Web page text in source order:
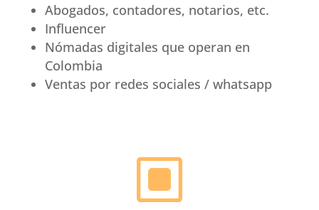
Abogados, contadores, notarios, etc.
Influencer
Nómadas digitales que operan en
Colombia
Ventas por redes sociales / whatsapp
W